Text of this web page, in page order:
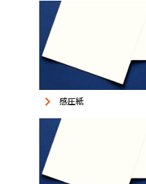
keyboard_arrow_right 感圧紙